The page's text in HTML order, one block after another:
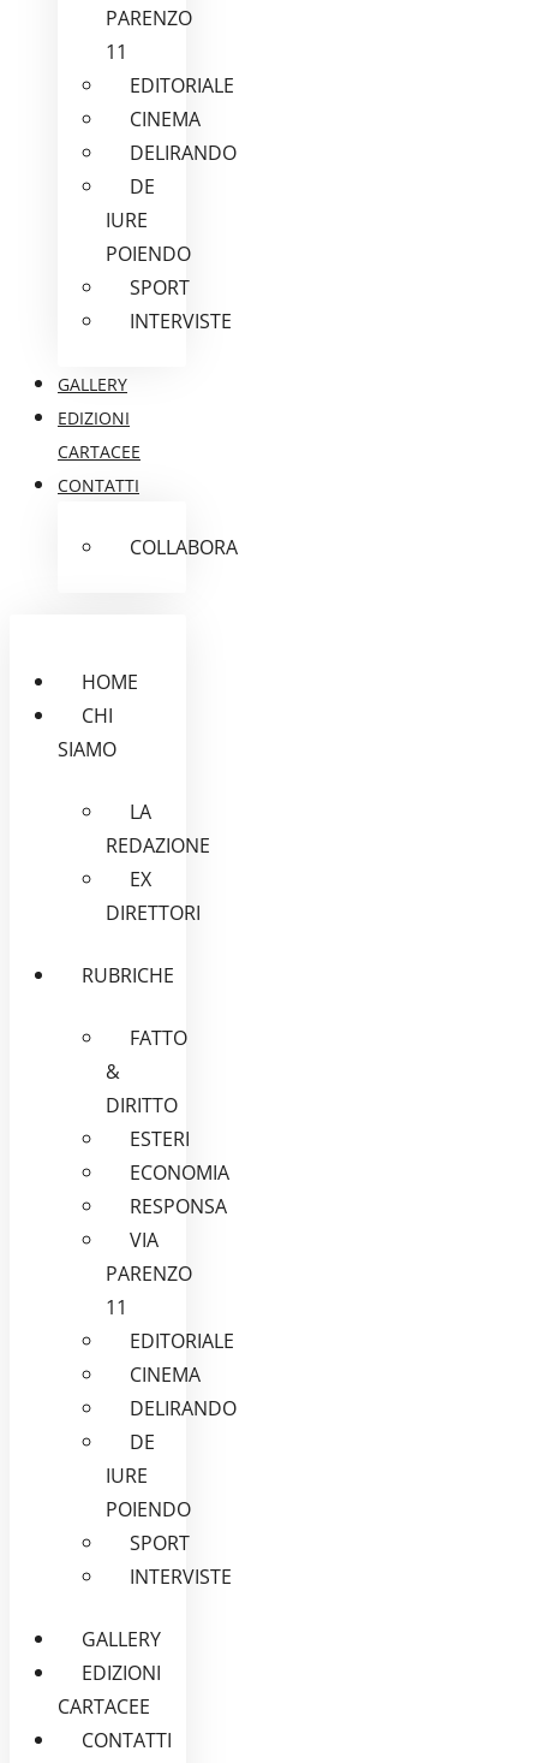
PARENZO
11
EDITORIALE
CINEMA
DELIRANDO
DE
IURE
POIENDO
SPORT
INTERVISTE
GALLERY
EDIZIONI
CARTACEE
CONTATTI
COLLABORA
HOME
CHI
SIAMO
LA
REDAZIONE
EX
DIRETTORI
RUBRICHE
FATTO
&
DIRITTO
ESTERI
ECONOMIA
RESPONSA
VIA
PARENZO
11
EDITORIALE
CINEMA
DELIRANDO
DE
IURE
POIENDO
SPORT
INTERVISTE
GALLERY
EDIZIONI
CARTACEE
CONTATTI